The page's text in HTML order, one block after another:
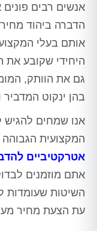
אנשים רבים
הדברה ביהוד
אותם בעלי
היחידי שקובע את
גם את הוותק,
בהן ינקוט
אנו שמחים להגיש
המקצועית
אטרקטיביים
אתם מוזמנים
השיטות שעומדות
עת הצעת מחיר